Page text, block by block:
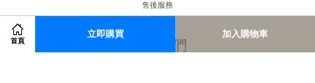
首頁
立即購買 加入購物車
售後服務
關注我們